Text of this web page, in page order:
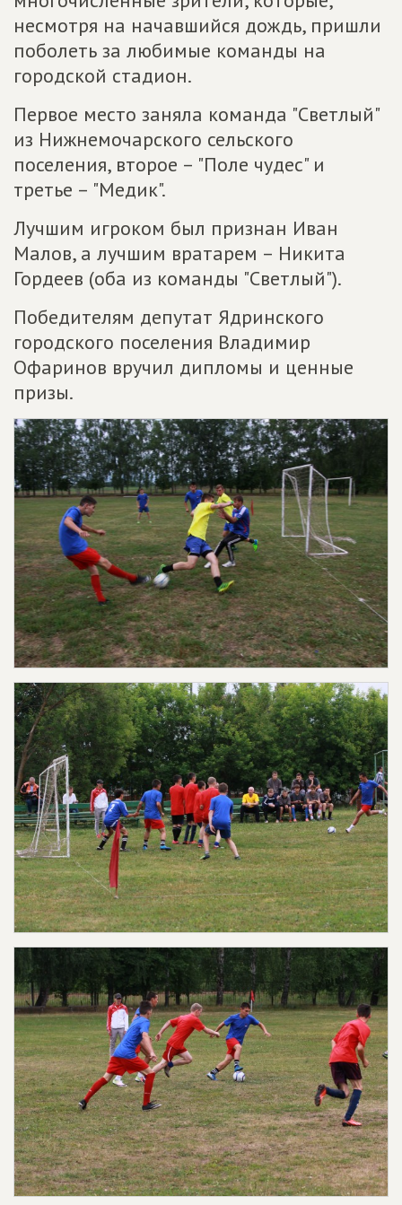
несмотря на начавшийся дождь, пришли
поболеть за любимые команды на
городской стадион.
Первое место заняла команда "Светлый"
из Нижнемочарского сельского
поселения, второе – "Поле чудес" и
третье – "Медик".
Лучшим игроком был признан Иван
Малов, а лучшим вратарем – Никита
Гордеев (оба из команды "Светлый").
Победителям депутат Ядринского
городского поселения Владимир
Офаринов вручил дипломы и ценные
призы.